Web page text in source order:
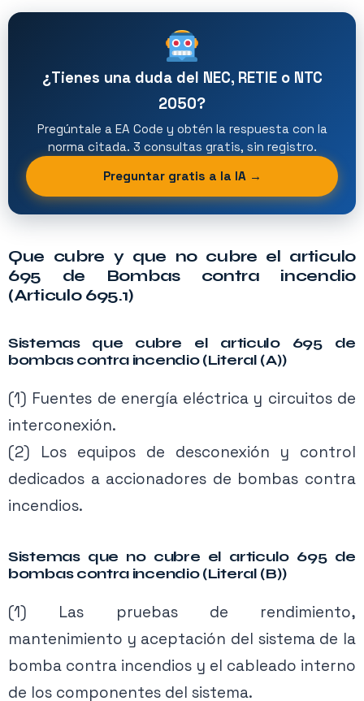
¿Tienes una duda del NEC, RETIE o NTC
2050?
Pregúntale a EA Code y obtén la respuesta con la
norma citada. 3 consultas gratis, sin registro.
Preguntar gratis a la IA →
Que cubre y que no cubre el articulo
695 de Bombas contra incendio
(Articulo 695.1)
Sistemas que cubre el articulo 695 de
bombas contra incendio (Literal (A))
(1) Fuentes de energía eléctrica y circuitos de
interconexión.
(2) Los equipos de desconexión y control
dedicados a accionadores de bombas contra
incendios.
Sistemas que no cubre el articulo 695 de
bombas contra incendio (Literal (B))
(1) Las pruebas de rendimiento,
mantenimiento y aceptación del sistema de la
bomba contra incendios y el cableado interno
de los componentes del sistema.